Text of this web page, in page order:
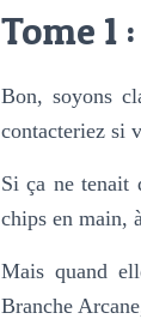
Tome 1 :
Bon, soyons
contacteriez si
Si ça ne tenait
chips en main,
Mais quand
Branche